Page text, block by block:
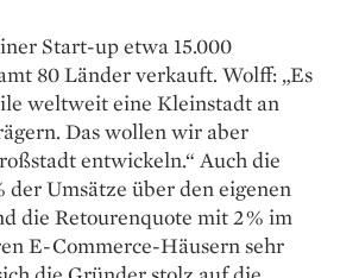
Start-up etwa 15.000
80 Länder verkauft. Wolff: „Es
weltweit eine Kleinstadt an
Das wollen wir aber
entwickeln.“ Auch die
der ­Umsätze über den eigenen
die Retourenquote mit 2 % im
E-Commerce-­Häusern sehr